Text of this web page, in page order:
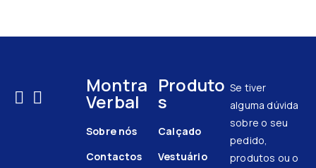
Montra
Verbal
Sobre nós
Contactos
Produto
s
Calçado
Vestuário
Se tiver
alguma dúvida
sobre o seu
pedido,
produtos ou o